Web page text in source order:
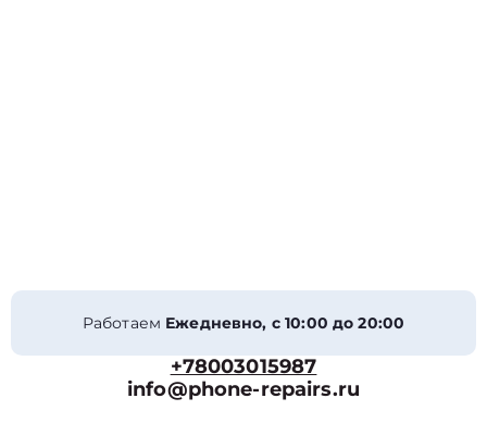
Работаем Ежедневно, с 10:00 до 20:00
+78003015987
info@phone-repairs.ru